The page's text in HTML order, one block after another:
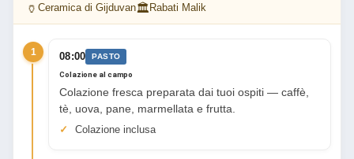
🏺 Ceramica di Gijduvan🏛 Rabati Malik
1 08:00 PASTO
Colazione al campo
Colazione fresca preparata dai tuoi ospiti — caffè,
tè, uova, pane, marmellata e frutta.
Colazione inclusa